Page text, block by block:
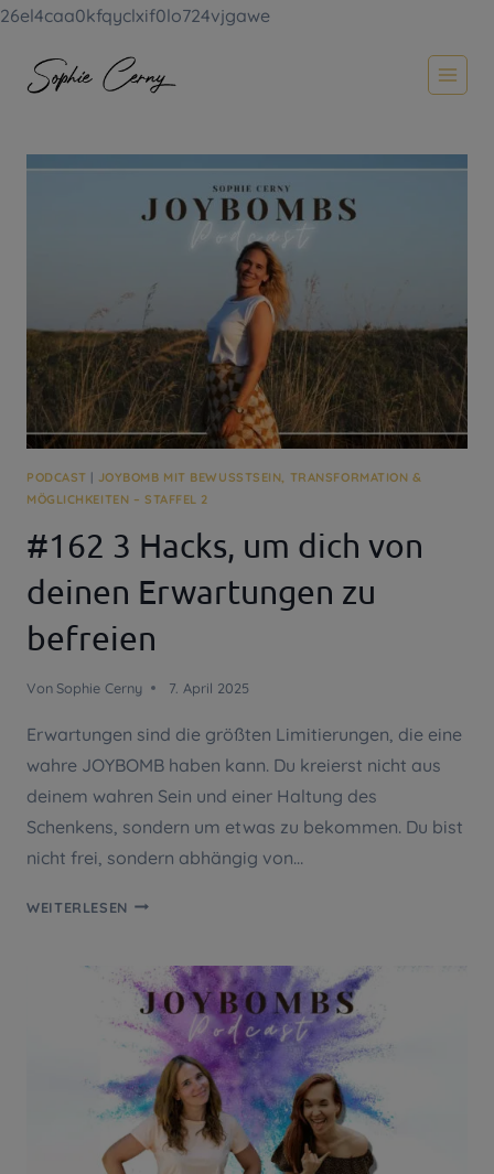
26el4caa0kfqyclxif0lo724vjgawe
Inhalt
PODCAST | JOYBOMB MIT BEWUSSTSEIN, TRANSFORMATION &
MÖGLICHKEITEN – STAFFEL 2
#162 3 Hacks, um dich von
deinen Erwartungen zu
befreien
VonSophie Cerny 7. April 2025
Erwartungen sind die größten Limitierungen, die eine
wahre JOYBOMB haben kann. Du kreierst nicht aus
deinem wahren Sein und einer Haltung des
Schenkens, sondern um etwas zu bekommen. Du bist
nicht frei, sondern abhängig von…
WEITERLESEN #162
UM
DICH
VON
DEINEN
ERWARTUNGEN
ZU
BEFREIEN